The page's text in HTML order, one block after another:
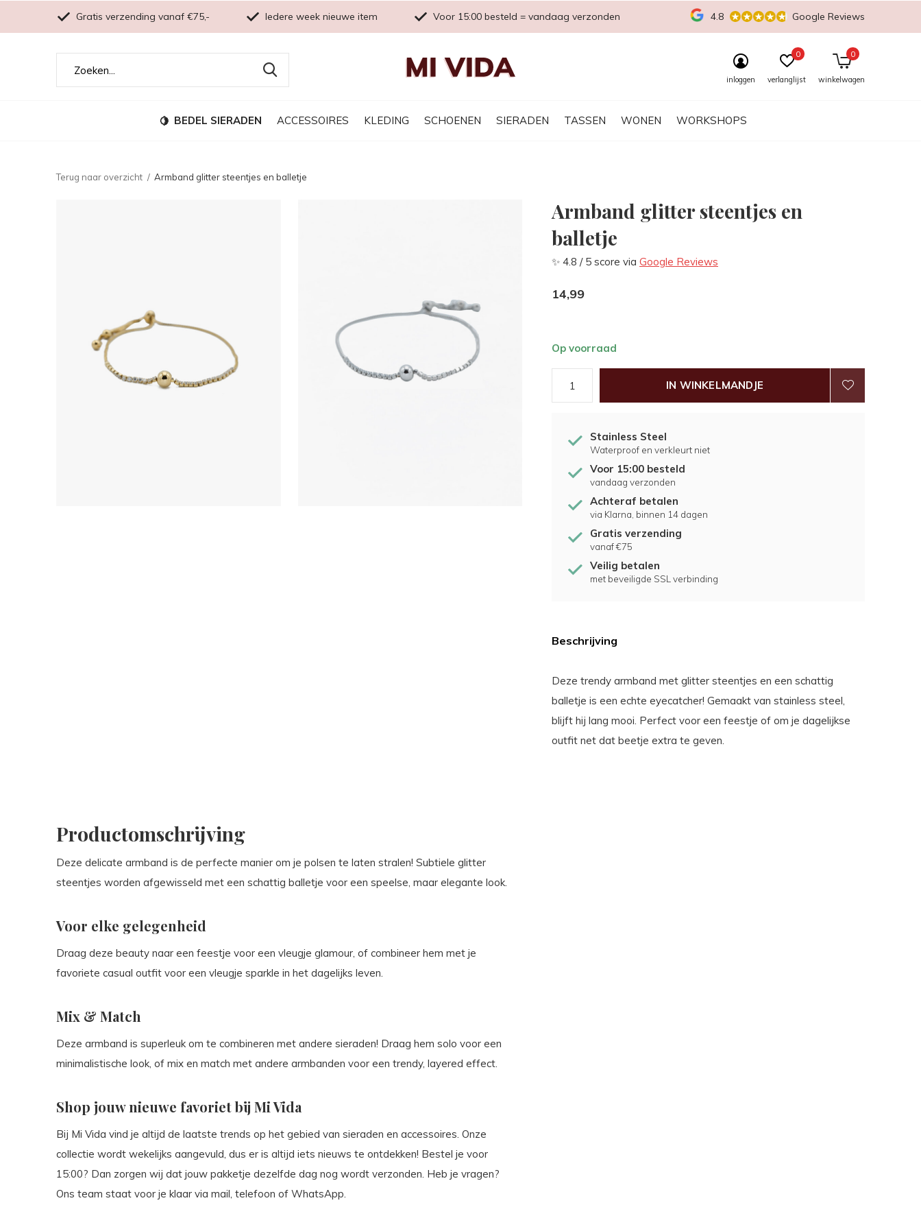
BEDEL SIERADEN ACCESSOIRES KLEDING SCHOENEN SIERADEN TASSEN WONEN WORKSHOPS
inloggen verlanglijst
0
winkelwagen
0
Gratis verzending vanaf €75,- Iedere week nieuwe item Voor 15:00 besteld = vandaag verzonden 4.8 Google Reviews
Terug naar overzicht Armband glitter steentjes en balletje
Armband glitter steentjes en
balletje
✨ 4.8 / 5 score via Google Reviews
14,99
Op voorraad
IN WINKELMANDJE
Stainless Steel
Waterproof en verkleurt niet
Voor 15:00 besteld
vandaag verzonden
Achteraf betalen
via Klarna, binnen 14 dagen
Gratis verzending
vanaf €75
Veilig betalen
met beveiligde SSL verbinding
Beschrijving
Deze trendy armband met glitter steentjes en een schattig
balletje is een echte eyecatcher! Gemaakt van stainless steel,
blijft hij lang mooi. Perfect voor een feestje of om je dagelijkse
outfit net dat beetje extra te geven.
Productomschrijving
Deze delicate armband is de perfecte manier om je polsen te laten stralen! Subtiele glitter
steentjes worden afgewisseld met een schattig balletje voor een speelse, maar elegante look.
Voor elke gelegenheid
Draag deze beauty naar een feestje voor een vleugje glamour, of combineer hem met je
favoriete casual outfit voor een vleugje sparkle in het dagelijks leven.
Mix & Match
Deze armband is superleuk om te combineren met andere sieraden! Draag hem solo voor een
minimalistische look, of mix en match met andere armbanden voor een trendy, layered effect.
Shop jouw nieuwe favoriet bij Mi Vida
Bij Mi Vida vind je altijd de laatste trends op het gebied van sieraden en accessoires. Onze
collectie wordt wekelijks aangevuld, dus er is altijd iets nieuws te ontdekken! Bestel je voor
15:00? Dan zorgen wij dat jouw pakketje dezelfde dag nog wordt verzonden. Heb je vragen?
Ons team staat voor je klaar via mail, telefoon of WhatsApp.